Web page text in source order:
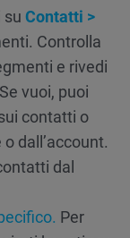
su Contatti >
Controlla
e rivedi
vuoi, puoi
contatti o
dall’account.
dal
Per